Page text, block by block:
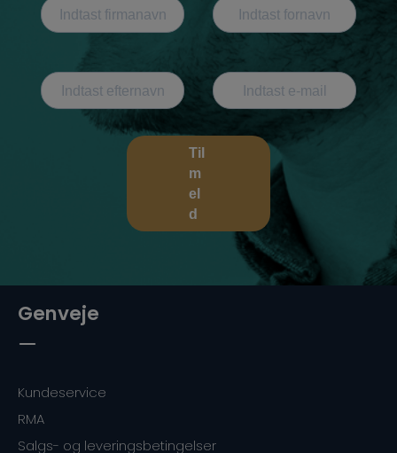
Til
m
el
d
Genveje
Kundeservice
RMA
Salgs- og leveringsbetingelser